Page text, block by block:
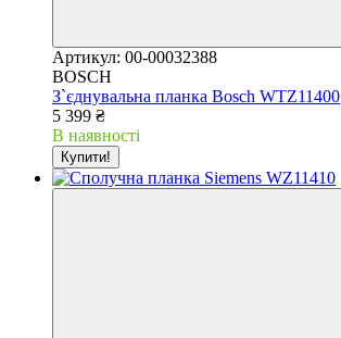
Артикул: 00-00032388
BOSCH
З`єднувальна планка Bosch WTZ11400
5 399 ₴
В наявності
Купити!